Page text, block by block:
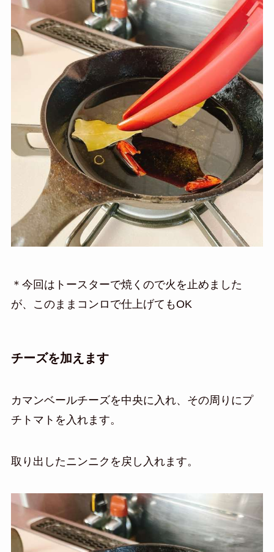
＊今回はトースターで焼くので火を止めました
が、このままコンロで仕上げてもOK
チーズを加えます
カマンベールチーズを中央に入れ、その周りにプ
チトマトを入れます。
取り出したニンニクを戻し入れます。